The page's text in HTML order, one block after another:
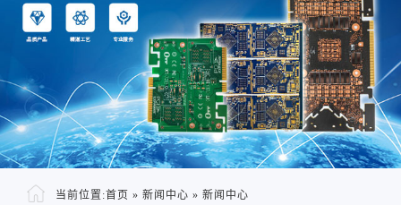
当前位置:首页 » 新闻中心 » 新闻中心